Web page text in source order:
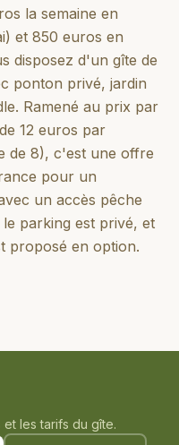
la semaine en
et 850 euros en
disposez d'un gîte de
ponton privé, jardin
Ramené au prix par
12 euros par
de 8), c'est une offre
pour un
un accès pêche
parking est privé, et
proposé en option.
les tarifs du gîte.